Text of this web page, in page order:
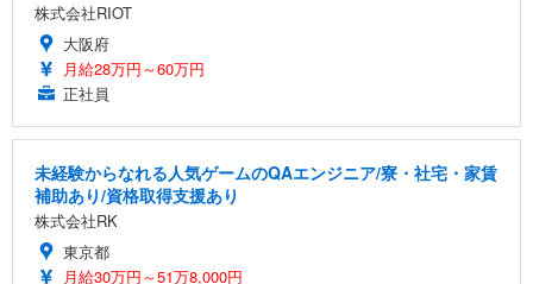
株式会社RIOT
大阪府
月給28万円～60万円
正社員
未経験からなれる人気ゲームのQAエンジニア/寮・社宅・家賃
補助あり/資格取得支援あり
株式会社RK
東京都
月給30万円～51万8,000円